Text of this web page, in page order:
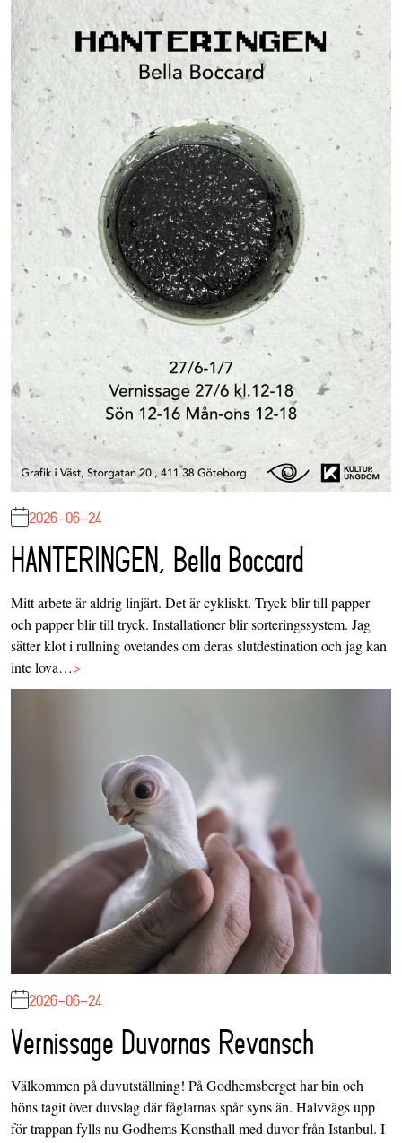
2026-06-24
HANTERINGEN, Bella Boccard
Mitt arbete är aldrig linjärt. Det är cykliskt. Tryck blir till papper
och papper blir till tryck. Installationer blir sorteringssystem. Jag
sätter klot i rullning ovetandes om deras slutdestination och jag kan
inte lova…>
2026-06-24
Vernissage Duvornas Revansch
Välkommen på duvutställning! På Godhemsberget har bin och
höns tagit över duvslag där fåglarnas spår syns än. Halvvägs upp
för trappan fylls nu Godhems Konsthall med duvor från Istanbul. I